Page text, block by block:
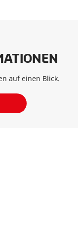
auf einen Blick.